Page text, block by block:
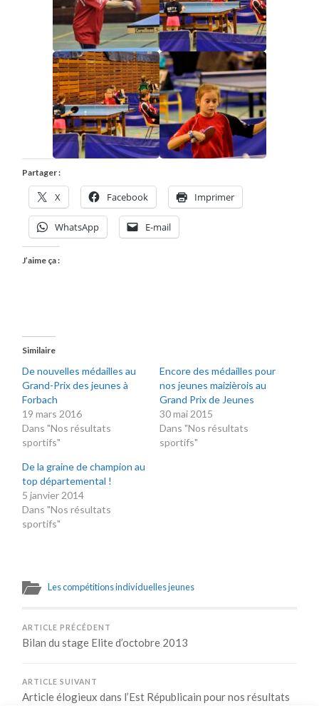
Partager :
X Facebook Imprimer
WhatsApp E-mail
J’aime ça :
Similaire
De nouvelles médailles au
Grand-Prix des jeunes à
Forbach
19 mars 2016
Dans "Nos résultats
sportifs"
Encore des médailles pour
nos jeunes maizièrois au
Grand Prix de Jeunes
30 mai 2015
Dans "Nos résultats
sportifs"
De la graine de champion au
top départemental !
5 janvier 2014
Dans "Nos résultats
sportifs"
Les compétitions individuelles jeunes
ARTICLE PRÉCÉDENT
Bilan du stage Elite d’octobre 2013
ARTICLE SUIVANT
Article élogieux dans l’Est Républicain pour nos résultats